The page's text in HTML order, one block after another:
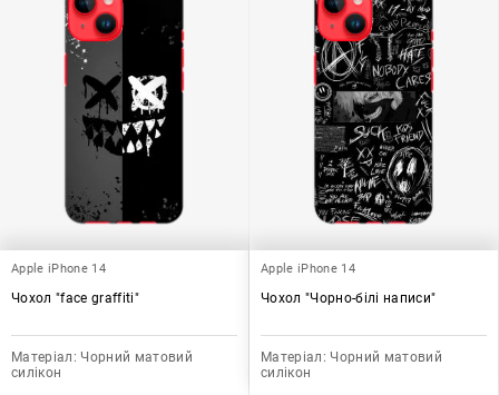
Apple iPhone 14
Чохол "face graffiti"
Матеріал: Чорний матовий
силікон
Apple iPhone 14
Чохол "Чорно-білі написи"
Матеріал: Чорний матовий
силікон